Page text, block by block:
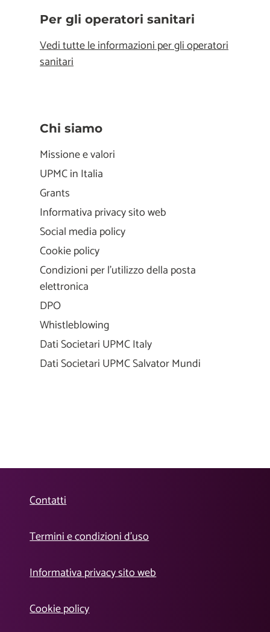
Per gli operatori sanitari
Vedi tutte le informazioni per gli operatori
sanitari
Chi siamo
Missione e valori
UPMC in Italia
Grants
Informativa privacy sito web
Social media policy
Cookie policy
Condizioni per l'utilizzo della posta
elettronica
DPO
Whistleblowing
Dati Societari UPMC Italy
Dati Societari UPMC Salvator Mundi
Contatti
Termini e condizioni d’uso
Informativa privacy sito web
Cookie policy